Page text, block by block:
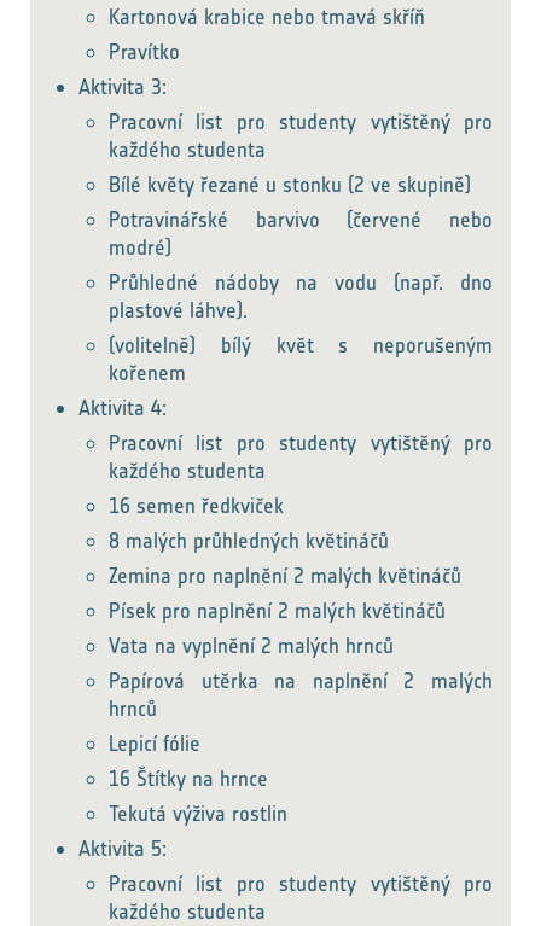
Kartonová krabice nebo tmavá skříň
Pravítko
Aktivita 3:
Pracovní list pro studenty vytištěný pro
každého studenta
Bílé květy řezané u stonku (2 ve skupině)
Potravinářské barvivo (červené nebo
modré)
Průhledné nádoby na vodu (např. dno
plastové láhve).
(volitelně) bílý květ s neporušeným
kořenem
Aktivita 4:
Pracovní list pro studenty vytištěný pro
každého studenta
16 semen ředkviček
8 malých průhledných květináčů
Zemina pro naplnění 2 malých květináčů
Písek pro naplnění 2 malých květináčů
Vata na vyplnění 2 malých hrnců
Papírová utěrka na naplnění 2 malých
hrnců
Lepicí fólie
16 Štítky na hrnce
Tekutá výživa rostlin
Aktivita 5:
Pracovní list pro studenty vytištěný pro
každého studenta